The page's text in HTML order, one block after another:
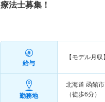
療法士募集！
給与
【モデル月収】
勤務地
北海道 函館市
（徒歩6分）